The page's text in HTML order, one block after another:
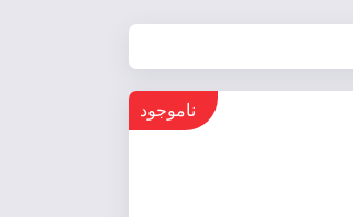
ناموجود